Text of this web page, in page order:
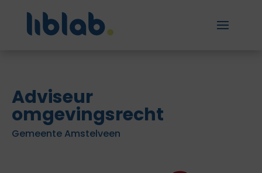
Adviseur
omgevingsrecht
Gemeente Amstelveen